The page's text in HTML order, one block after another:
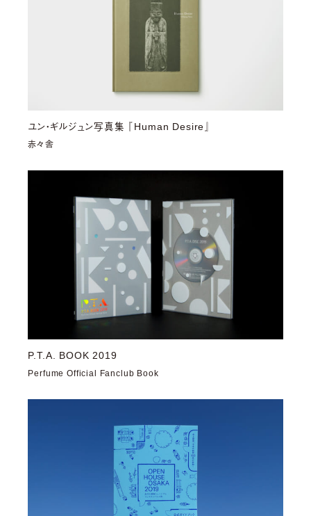
ユン・ギルジュン写真集 『Human Desire』
赤々舎
P.T.A. BOOK 2019
Perfume Official Fanclub Book